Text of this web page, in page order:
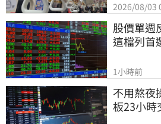
2026/08/03
股價單週
這檔列首
1小時前
不用熬夜
板23小時